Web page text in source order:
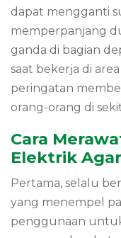
dapat mengganti
memperpanjang
ganda di bagian
saat bekerja di
peringatan
orang-orang di
Cara
Elektrik
Pertama, selalu
yang menempel
penggunaan